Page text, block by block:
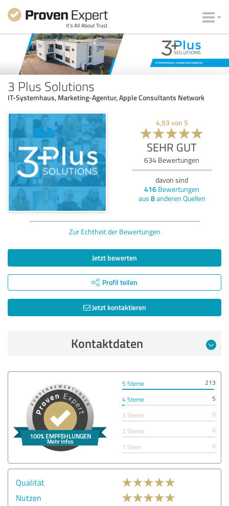
3 Plus Solutions
IT-Systemhaus, Marketing-Agentur, Apple Consultants Network
4,93 von 5
SEHR GUT
634 Bewertungen
davon sind
416 Bewertungen
aus 8anderen Quellen
Zur Echtheit der Bewertungen
Jetzt bewerten
Profil teilen
Jetzt kontaktieren
Kontaktdaten
5 Sterne
213
4 Sterne
5
3 Sterne
0
2 Sterne
0
1 Stern
0
Qualität
Nutzen